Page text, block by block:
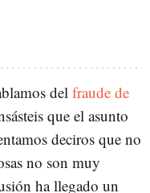
del fraude de
que el asunto
deciros que no
no son muy
ha llegado un